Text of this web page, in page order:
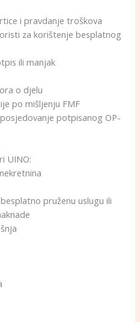
i pravdanje troškova
za korištenje besplatnog
ili manjak
o djelu
po mišljenju FMF
potpisanog OP-
UINO:
pruženu uslugu ili